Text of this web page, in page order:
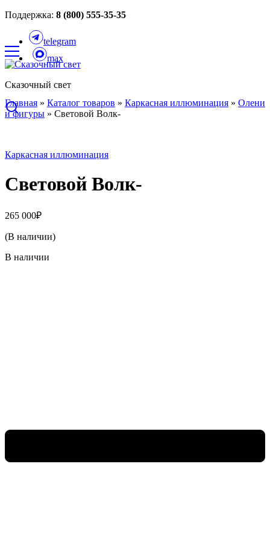
Поддержка: 8 (800) 555-35-35
telegram
max
Сказочный свет
Главная » Каталог товаров » Каркасная иллюминация » Олени
и фигуры » Световой Волк-
Каркасная иллюминация
Световой Волк-
265 000₽
(В наличии)
В наличии